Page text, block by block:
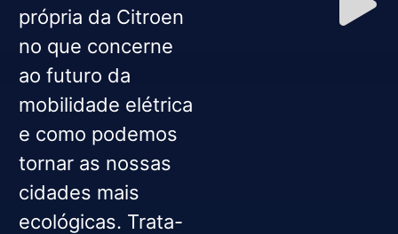
própria da Citroen
no que concerne
ao futuro da
mobilidade elétrica
e como podemos
tornar as nossas
cidades mais
ecológicas. Trata-